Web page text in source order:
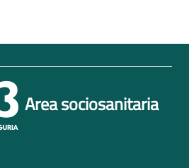
Area sociosanitaria